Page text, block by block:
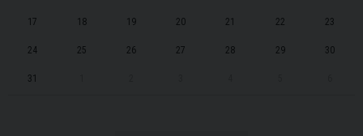
17 18 19 20 21 22 23
24 25 26 27 28 29 30
31